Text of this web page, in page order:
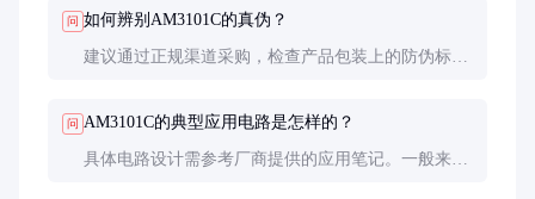
问 如何辨别AM3101C的真伪？
建议通过正规渠道采购，检查产品包装上的防伪标
问 AM3101C的典型应用电路是怎样的？
具体电路设计需参考厂商提供的应用笔记。一般来